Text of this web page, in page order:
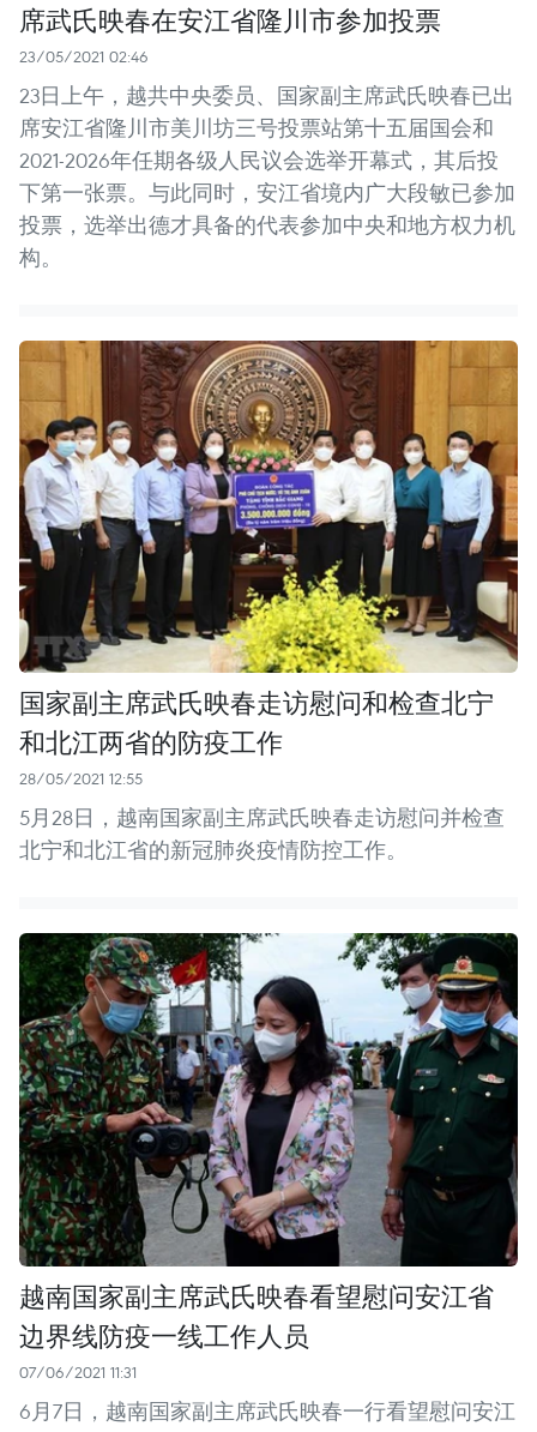
席武氏映春在安江省隆川市参加投票
23/05/2021 02:46
23日上午，越共中央委员、国家副主席武氏映春已出
席安江省隆川市美川坊三号投票站第十五届国会和
2021-2026年任期各级人民议会选举开幕式，其后投
下第一张票。与此同时，安江省境内广大段敏已参加
投票，选举出德才具备的代表参加中央和地方权力机
构。
国家副主席武氏映春走访慰问和检查北宁
和北江两省的防疫工作
28/05/2021 12:55
5月28日，越南国家副主席武氏映春走访慰问并检查
北宁和北江省的新冠肺炎疫情防控工作。
越南国家副主席武氏映春看望慰问安江省
边界线防疫一线工作人员
07/06/2021 11:31
6月7日，越南国家副主席武氏映春一行看望慰问安江